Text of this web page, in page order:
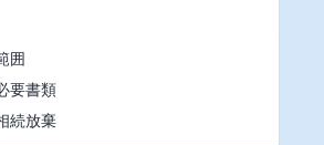
囲
要書類
続放棄